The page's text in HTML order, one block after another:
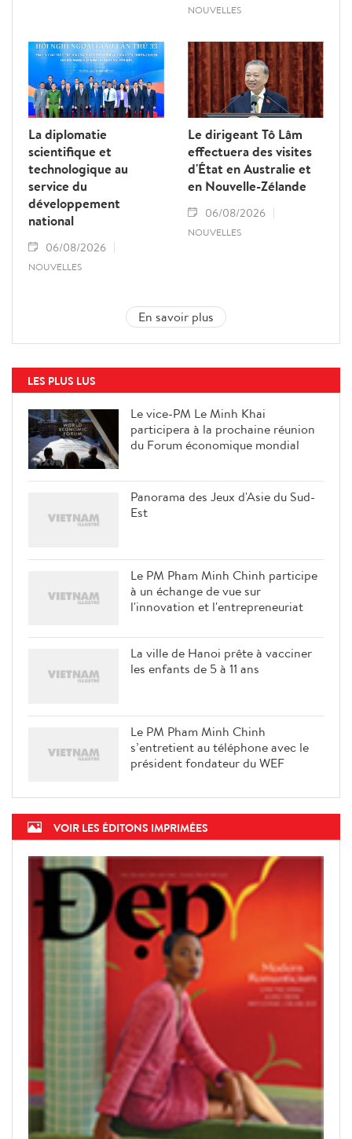
NOUVELLES
La diplomatie
scientifique et
technologique au
service du
développement
national
06/08/2026
NOUVELLES
Le dirigeant Tô Lâm
effectuera des visites
d'État en Australie et
en Nouvelle-Zélande
06/08/2026
NOUVELLES
En savoir plus
LES PLUS LUS
Le vice-PM Le Minh Khai
participera à la prochaine réunion
du Forum économique mondial
Panorama des Jeux d'Asie du Sud-
Est
Le PM Pham Minh Chinh participe
à un échange de vue sur
l'innovation et l'entrepreneuriat
La ville de Hanoi prête à vacciner
les enfants de 5 à 11 ans
Le PM Pham Minh Chinh
s’entretient au téléphone avec le
président fondateur du WEF
VOIR LES ÉDITONS IMPRIMÉES